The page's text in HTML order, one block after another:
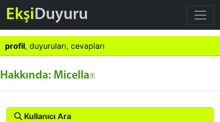
EkşiDuyuru
profil, duyuruları, cevapları
Hakkında: Micella
Kullanıcı Ara